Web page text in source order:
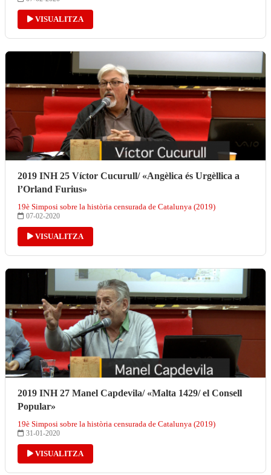
VISUALITZA
2019 INH 25 Víctor Cucurull/ «Angèlica és Urgèllica a
l’Orland Furius»
19è Simposi sobre la història censurada de Catalunya (2019)
07-02-2020
VISUALITZA
2019 INH 27 Manel Capdevila/ «Malta 1429/ el Consell
Popular»
19è Simposi sobre la història censurada de Catalunya (2019)
31-01-2020
VISUALITZA